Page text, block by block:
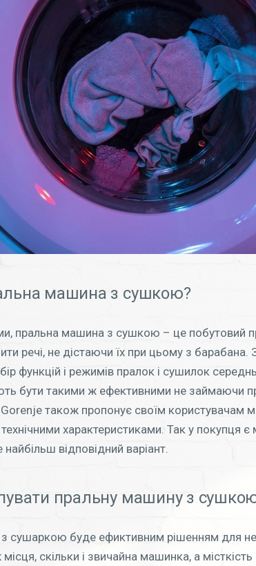
машина з сушкою?
пральна машина з сушкою – це побутовий
речі, не дістаючи їх при цьому з
функцій і режимів пралок і сушилок
бути такими ж ефективними не займаючи
також пропонує своїм користувачам
характеристиками. Так у покупця є
відповідний варіант.
пральну машину з
сушаркою буде ефиктивним рішенням для
скільки і звичайна машинка, а місткість